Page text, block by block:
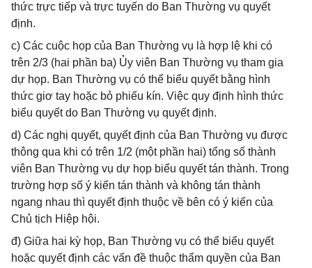
thức trực tiếp và trực tuyến do Ban Thường vụ quyết
định.
c) Các cuộc họp của Ban Thường vụ là hợp lệ khi có
trên 2/3 (hai phần ba) Ủy viên Ban Thường vụ tham gia
dự họp. Ban Thường vụ có thể biểu quyết bằng hình
thức giơ tay hoặc bỏ phiếu kín. Việc quy định hình thức
biểu quyết do Ban Thường vụ quyết định.
d) Các nghị quyết, quyết định của Ban Thường vụ được
thông qua khi có trên 1/2 (một phần hai) tổng số thành
viên Ban Thường vụ dự họp biểu quyết tán thành. Trong
trường hợp số ý kiến tán thành và không tán thành
ngang nhau thì quyết định thuộc về bên có ý kiến của
Chủ tịch Hiệp hội.
đ) Giữa hai kỳ họp, Ban Thường vụ có thể biểu quyết
hoặc quyết định các vấn đề thuộc thẩm quyền của Ban